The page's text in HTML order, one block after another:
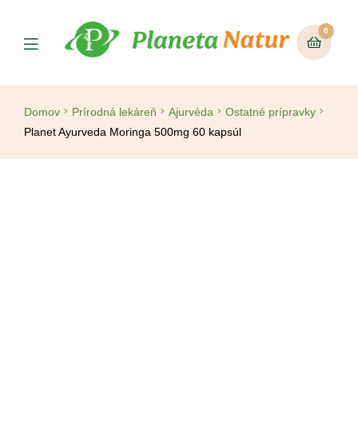
0
Domov Prírodná lekáreň Ajurvéda
Ostatné prípravky
Planet Ayurveda Moringa 500mg 60 kapsúl